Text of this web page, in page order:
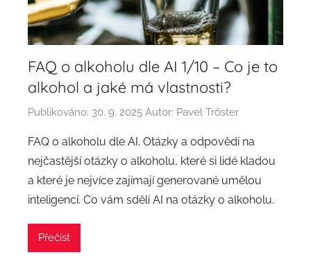
FAQ o alkoholu dle AI 1/10 – Co je to
alkohol a jaké má vlastnosti?
Publikováno: 30. 9. 2025 Autor: Pavel Trőster
FAQ o alkoholu dle AI. Otázky a odpovědi na
nejčastější otázky o alkoholu, které si lidé kladou
a které je nejvíce zajímají generované umělou
inteligencí. Co vám sdělí AI na otázky o alkoholu.
Přečíst